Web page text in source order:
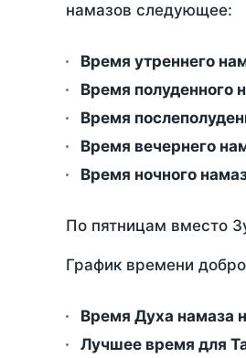
намазов следующее:
Время утреннего
Время полуденного
Время
Время вечернего
Время ночного
По пятницам вместо
График времени
Время Духа намаза
Лучшее время для